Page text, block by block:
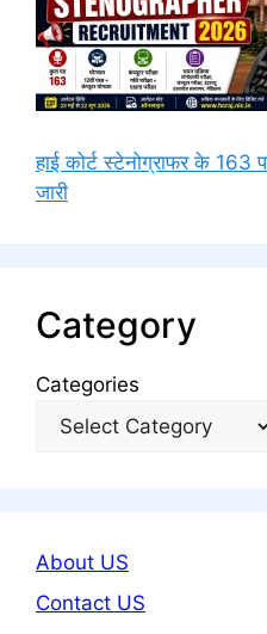
हाई कोर्ट स्टेनोग्राफर के 163
जारी
Category
Categories
About US
Contact US